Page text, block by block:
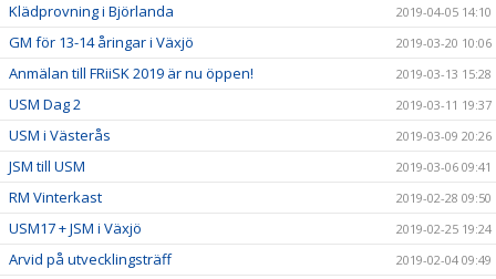
Klädprovning i Björlanda 2019-04-05 14:10
GM för 13-14 åringar i Växjö 2019-03-20 10:06
Anmälan till FRiiSK 2019 är nu öppen! 2019-03-13 15:28
USM Dag 2 2019-03-11 19:37
USM i Västerås 2019-03-09 20:26
JSM till USM 2019-03-06 09:41
RM Vinterkast 2019-02-28 09:50
USM17 + JSM i Växjö 2019-02-25 19:24
Arvid på utvecklingsträff 2019-02-04 09:49